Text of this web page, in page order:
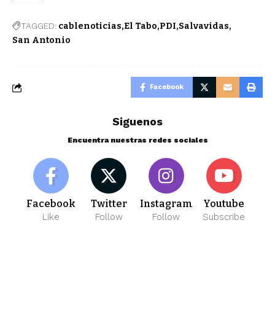
TAGGED: cablenoticias El Tabo PDI Salvavidas
San Antonio
Facebook
Siguenos
Encuentra nuestras redes sociales
Facebook
Like
Twitter
Follow
Instagram
Follow
Youtube
Subscribe